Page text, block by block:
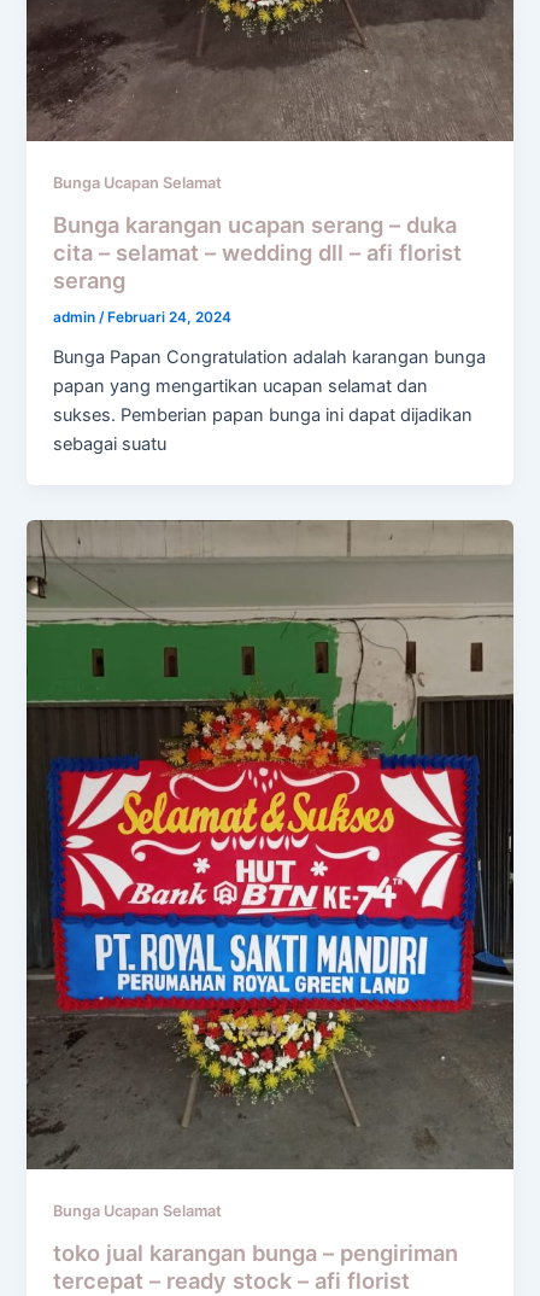
Bunga Ucapan Selamat
Bunga karangan ucapan serang – duka
cita – selamat – wedding dll – afi florist
serang
admin/ Februari 24, 2024
Bunga Papan Congratulation adalah karangan bunga
papan yang mengartikan ucapan selamat dan
sukses. Pemberian papan bunga ini dapat dijadikan
sebagai suatu
Bunga Ucapan Selamat
toko jual karangan bunga – pengiriman
tercepat – ready stock – afi florist